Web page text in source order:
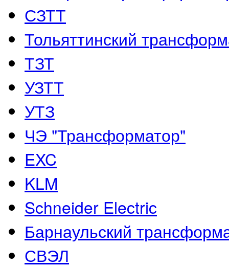
СЗТТ
Тольяттинский
ТЗТ
УЗТТ
УТЗ
ЧЭ "Трансформатор"
EXC
KLM
Schneider Electric
Барнаульский
СВЭЛ